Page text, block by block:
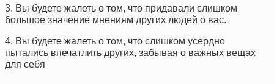
3. Вы будете жалеть о том, что придавали слишком
большое значение мнениям других людей о вас
4. Вы будете жалеть о том, что слишком усердно
пытались впечатлить других, забывая о важных вещах
для себя